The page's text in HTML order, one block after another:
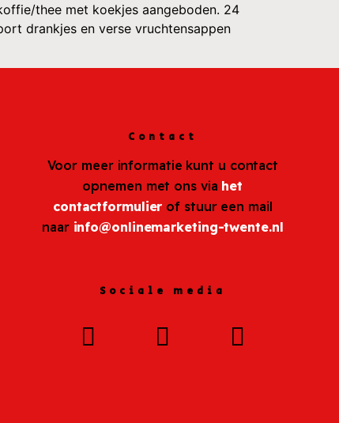
thee met koekjes aangeboden. 24
drankjes en verse vruchtensappen
Contact
Voor meer informatie kunt u contact
opnemen met ons via het
contactformulier of stuur een mail
naar info@onlinemarketing-twente.nl
Sociale media